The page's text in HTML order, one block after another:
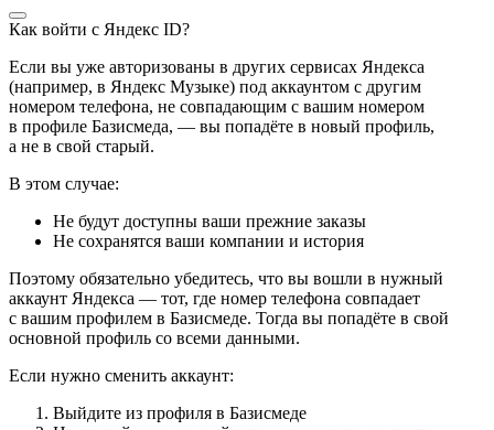
Как войти с Яндекс ID?
Если вы уже авторизованы в других сервисах Яндекса
(например, в Яндекс Музыке) под аккаунтом с другим
номером телефона, не совпадающим с вашим номером
в профиле Базисмеда, — вы попадёте в новый профиль,
а не в свой старый.
В этом случае:
Не будут доступны ваши прежние заказы
Не сохранятся ваши компании и история
Поэтому обязательно убедитесь, что вы вошли в нужный
аккаунт Яндекса — тот, где номер телефона совпадает
с вашим профилем в Базисмеде. Тогда вы попадёте в свой
основной профиль со всеми данными.
Если нужно сменить аккаунт:
Выйдите из профиля в Базисмеде